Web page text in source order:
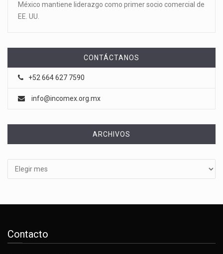
México mantiene liderazgo como primer socio comercial de
EE. UU.
CONTÁCTANOS
+52 664 627 7590
info@incomex.org.mx
ARCHIVOS
Contacto